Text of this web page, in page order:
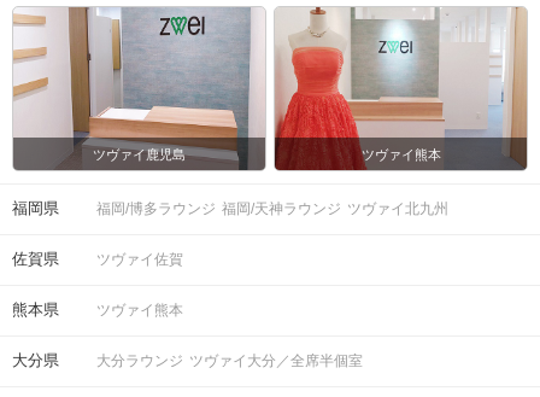
会場
注意事項
時間
◯15分前より受付開始。1時間半を予
◯6対6程度で進行予定。（最少開催人
ツヴァイ鹿児島 ツヴァイ熊本
福岡県 福岡/博多ラウンジ 福岡/天神ラウンジ ツヴァイ北九州
佐賀県 ツヴァイ佐賀
熊本県 ツヴァイ熊本
大分県 大分ラウンジ ツヴァイ大分／全席半個室